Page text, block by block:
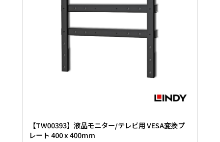
【TW00393】液晶モニター/テレビ用 VESA変換プ
レート 400 x 400mm